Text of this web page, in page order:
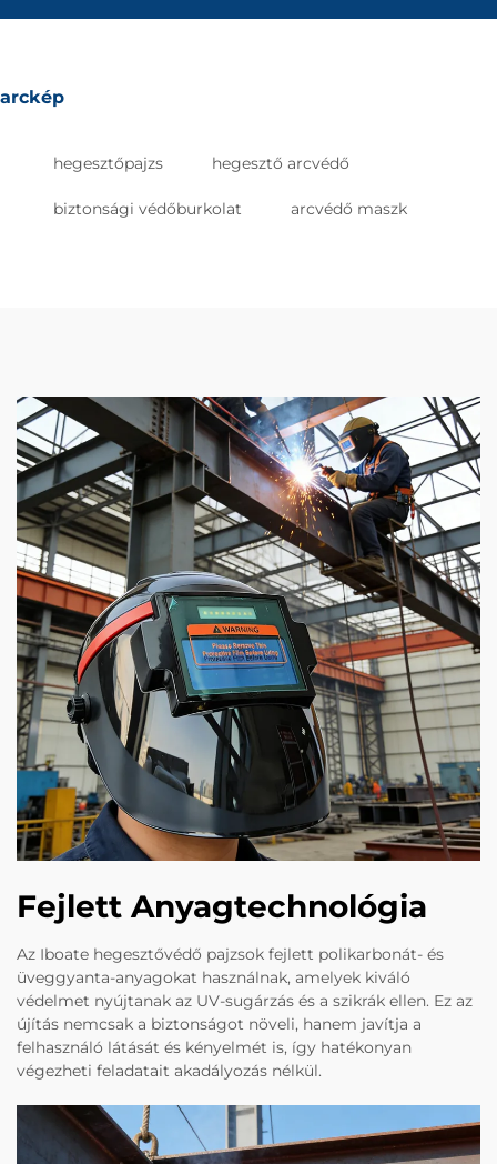
arckép
hegesztőpajzs hegesztő arcvédő
biztonsági védőburkolat arcvédő maszk
Fejlett Anyagtechnológia
Az Iboate hegesztővédő pajzsok fejlett polikarbonát- és
üveggyanta-anyagokat használnak, amelyek kiváló
védelmet nyújtanak az UV-sugárzás és a szikrák ellen. Ez az
újítás nemcsak a biztonságot növeli, hanem javítja a
felhasználó látását és kényelmét is, így hatékonyan
végezheti feladatait akadályozás nélkül.